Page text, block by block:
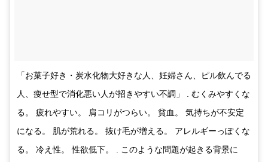
「お菓子好き・炭水化物大好きな人、妊婦さん、ピル飲んでる
人、痩せ型で消化悪い人が招きやすい不調」 . むくみやすくな
る。 疲れやすい。 肩コリがつらい。 貧血。 気持ちが不安定
になる。 肌が荒れる。 抜け毛が増える。 アレルギーっぽくな
る。 冷え性。 性欲低下。 . このような問題が起きる背景に